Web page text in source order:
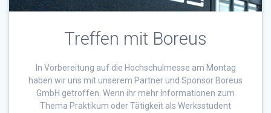
Treffen mit Boreus
In Vorbereitung auf die Hochschulmesse am Montag
haben wir uns mit unserem Partner und Sponsor Boreus
GmbH getroffen. Wenn ihr mehr Informationen zum
Thema Praktikum oder Tätigkeit als Werksstudent